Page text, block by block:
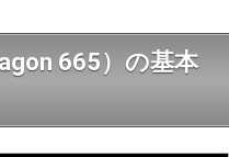
665）の基本